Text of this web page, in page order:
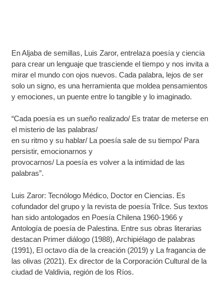
En Aljaba de semillas, Luis Zaror, entrelaza poesía y ciencia
para crear un lenguaje que trasciende el tiempo y nos invita a
mirar el mundo con ojos nuevos. Cada palabra, lejos de ser
solo un signo, es una herramienta que moldea pensamientos
y emociones, un puente entre lo tangible y lo imaginado.
“Cada poesía es un sueño realizado/ Es tratar de meterse en
el misterio de las palabras/
en su ritmo y su hablar/ La poesía sale de su tiempo/ Para
persistir, emocionarnos y
provocarnos/ La poesía es volver a la intimidad de las
palabras”.
Luis Zaror: Tecnólogo Médico, Doctor en Ciencias. Es
cofundador del grupo y la revista de poesía Trilce. Sus textos
han sido antologados en Poesía Chilena 1960-1966 y
Antología de poesía de Palestina. Entre sus obras literarias
destacan Primer diálogo (1988), Archipiélago de palabras
(1991), El octavo día de la creación (2019) y La fragancia de
las olivas (2021). Ex director de la Corporación Cultural de la
ciudad de Valdivia, región de los Ríos.